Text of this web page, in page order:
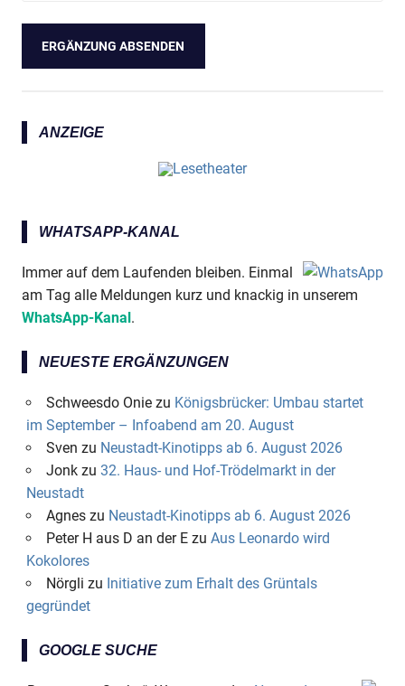
ANZEIGE
WHATSAPP-KANAL
Immer auf dem Laufenden bleiben. Einmal
am Tag alle Meldungen kurz und knackig in unserem
WhatsApp-Kanal .
NEUESTE ERGÄNZUNGEN
Schweesdo Oniezu Königsbrücker: Umbau startet
im September – Infoabend am 20. August
Sven zu Neustadt-Kinotipps ab 6. August 2026
Jonkzu 32. Haus- und Hof-Trödelmarkt in der
Neustadt
Agneszu Neustadt-Kinotipps ab 6. August 2026
Peter H aus D an der Ezu Aus Leonardo wird
Kokolores
Nörgli zu Initiative zum Erhalt des Grüntals
gegründet
GOOGLE SUCHE